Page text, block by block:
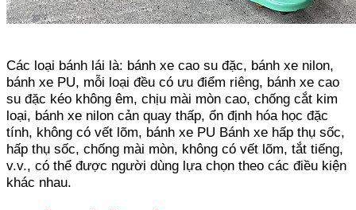
Các loại bánh lái là: bánh xe cao su đặc, bánh xe nilon,
bánh xe PU, mỗi loại đều có ưu điểm riêng, bánh xe cao
su đặc kéo không êm, chịu mài mòn cao, chống cắt kim
loại, bánh xe nilon cản quay thấp, ổn định hóa học đặc
tính, không có vết lõm, bánh xe PU Bánh xe hấp thụ sốc,
hấp thụ sốc, chống mài mòn, không có vết lõm, tắt tiếng,
v.v., có thể được người dùng lựa chọn theo các điều kiện
khác nhau.